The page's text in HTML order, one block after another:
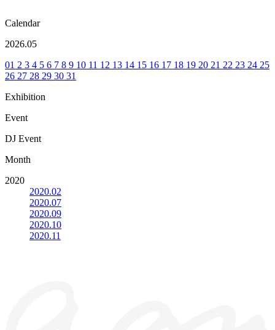
Calendar
2026.05
01 2 3 4 5 6 7 8 9 10 11 12 13 14 15 16 17 18 19 20 21 22 23 24 25
26 27 28 29 30 31
Exhibition
Event
DJ Event
Month
2020
2020.02
2020.07
2020.09
2020.10
2020.11